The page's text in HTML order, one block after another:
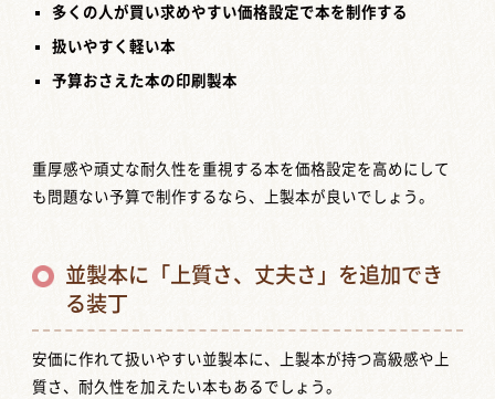
多くの人が買い求めやすい価格設定で本を制作する
扱いやすく軽い本
予算おさえた本の印刷製本
重厚感や頑丈な耐久性を重視する本を価格設定を高めにして
も問題ない予算で制作するなら、上製本が良いでしょう。
並製本に「上質さ、丈夫さ」を追加でき
る装丁
安価に作れて扱いやすい並製本に、上製本が持つ高級感や上
質さ、耐久性を加えたい本もあるでしょう。